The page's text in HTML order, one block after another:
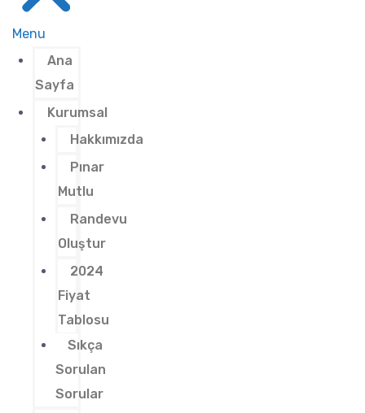
Menu
Ana
Sayfa
Kurumsal
Hakkımızda
Pınar
Mutlu
Randevu
Oluştur
2024
Fiyat
Tablosu
Sıkça
Sorulan
Sorular